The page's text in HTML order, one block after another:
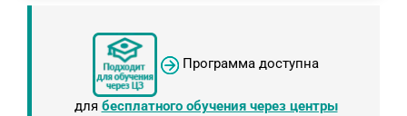
Программа доступна
для бесплатного обучения через центры